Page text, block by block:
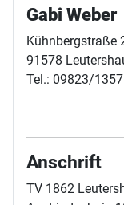
Gabi Weber
Kühnbergstraße
91578
Tel.: 09823/1357
Anschrift
TV 1862